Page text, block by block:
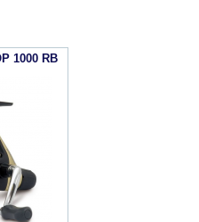
1000 RB